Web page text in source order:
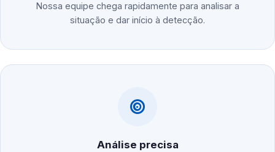
Nossa equipe chega rapidamente para analisar a
situação e dar início à detecção.
Análise precisa